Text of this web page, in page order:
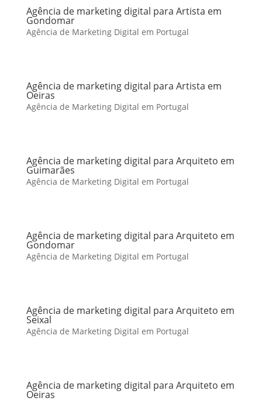
Agência de marketing digital para Artista em
Gondomar
Agência de Marketing Digital em Portugal
Agência de marketing digital para Artista em
Oeiras
Agência de Marketing Digital em Portugal
Agência de marketing digital para Arquiteto em
Guimarães
Agência de Marketing Digital em Portugal
Agência de marketing digital para Arquiteto em
Gondomar
Agência de Marketing Digital em Portugal
Agência de marketing digital para Arquiteto em
Seixal
Agência de Marketing Digital em Portugal
Agência de marketing digital para Arquiteto em
Oeiras